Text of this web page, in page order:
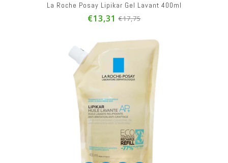
La Roche Posay Lipikar Gel Lavant 400ml
€13,31 €17,75